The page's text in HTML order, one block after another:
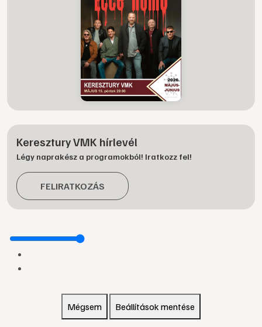
Keresztury VMK hírlevél
Légy naprakész a programokból! Iratkozz fel!
FELIRATKOZÁS
Mégsem Beállítások mentése